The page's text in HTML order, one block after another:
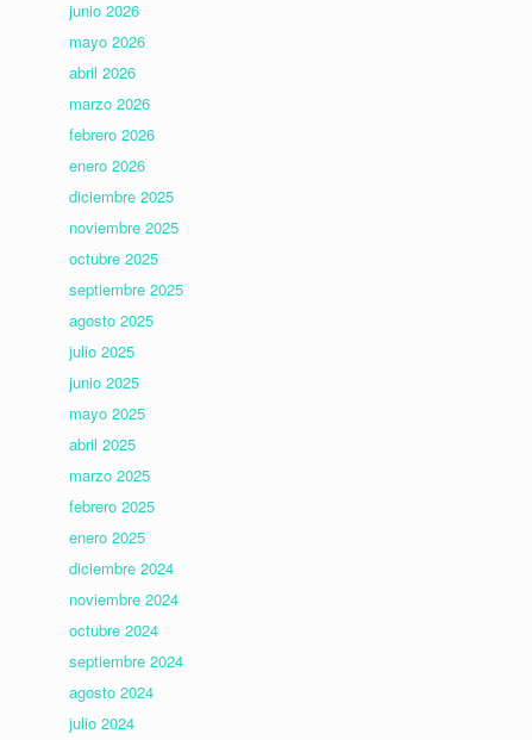
junio 2026
mayo 2026
abril 2026
marzo 2026
febrero 2026
enero 2026
diciembre 2025
noviembre 2025
octubre 2025
septiembre 2025
agosto 2025
julio 2025
junio 2025
mayo 2025
abril 2025
marzo 2025
febrero 2025
enero 2025
diciembre 2024
noviembre 2024
octubre 2024
septiembre 2024
agosto 2024
julio 2024